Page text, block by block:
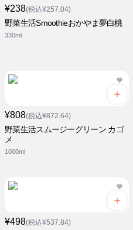
¥238(税込¥257.04)
野菜生活Smoothieおかやま夢白桃
330ml
¥808(税込¥872.64)
野菜生活スムージーグリーン カゴ
メ
1000ml
¥498(税込¥537.84)